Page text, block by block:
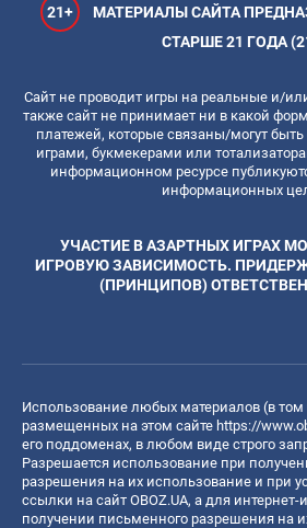
21+
МАТЕРИАЛЫ САЙТА
СТАРШЕ 21 ГОДА
Сайт не проводит игры на реальные и/
также сайт не принимает ни в какой
платежей, которые связаны/могут
играми, букмекерами или
информационном ресурсе
информационных
УЧАСТИЕ В АЗАРТНЫХ ИГРАХ
ИГРОВУЮ ЗАВИСИМОСТЬ.
(ПРИНЦИПОВ)
Использование любых материалов (в том
размещенных на этом сайте https://
его поддоменах, в любом виде строго
Разрешается использование при
разрешения на их использование и при
ссылки на сайт OBOZ.UA, а для
получении письменного разрешения на